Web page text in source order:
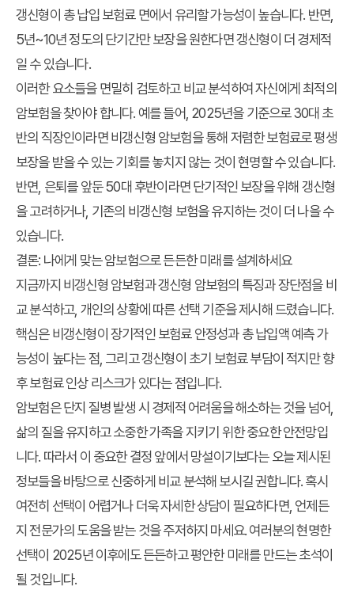
갱신형이 총 납입 보험료 면에서 유리할 가능성이 높습니다. 반면,
5년~10년 정도의 단기간만 보장을 원한다면 갱신형이 더 경제적
일 수 있습니다.
이러한 요소들을 면밀히 검토하고 비교 분석하여 자신에게 최적의
암보험을 찾아야 합니다. 예를 들어, 2025년을 기준으로 30대 초
반의 직장인이라면 비갱신형 암보험을 통해 저렴한 보험료로 평생
보장을 받을 수 있는 기회를 놓치지 않는 것이 현명할 수 있습니다.
반면, 은퇴를 앞둔 50대 후반이라면 단기적인 보장을 위해 갱신형
을 고려하거나, 기존의 비갱신형 보험을 유지하는 것이 더 나을 수
있습니다.
결론: 나에게 맞는 암보험으로 든든한 미래를 설계하세요
지금까지 비갱신형 암보험과 갱신형 암보험의 특징과 장단점을 비
교 분석하고, 개인의 상황에 따른 선택 기준을 제시해 드렸습니다.
핵심은 비갱신형이 장기적인 보험료 안정성과 총 납입액 예측 가
능성이 높다는 점, 그리고 갱신형이 초기 보험료 부담이 적지만 향
후 보험료 인상 리스크가 있다는 점입니다.
암보험은 단지 질병 발생 시 경제적 어려움을 해소하는 것을 넘어,
삶의 질을 유지하고 소중한 가족을 지키기 위한 중요한 안전망입
니다. 따라서 이 중요한 결정 앞에서 망설이기보다는 오늘 제시된
정보들을 바탕으로 신중하게 비교 분석해 보시길 권합니다. 혹시
여전히 선택이 어렵거나 더욱 자세한 상담이 필요하다면, 언제든
지 전문가의 도움을 받는 것을 주저하지 마세요. 여러분의 현명한
선택이 2025년 이후에도 든든하고 평안한 미래를 만드는 초석이
될 것입니다.